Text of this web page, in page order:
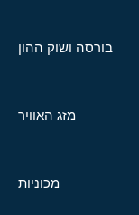
בורסה ושוק ההון
מזג האוויר
מכוניות